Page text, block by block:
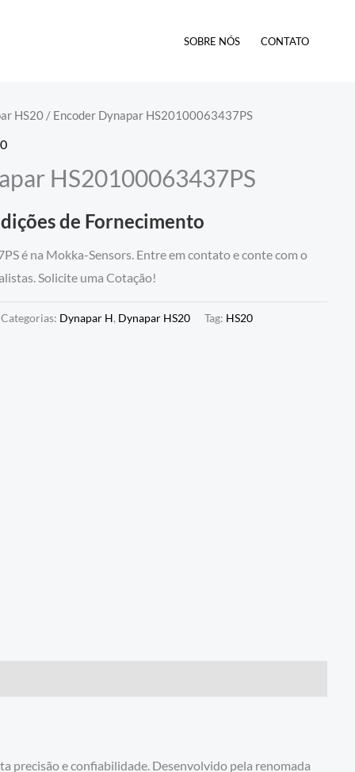
SOBRE NÓS CONTATO
HS20/ Encoder Dynapar HS20100063437PS
HS20100063437PS
de Fornecimento
é na Mokka-Sensors. Entre em contato e conte com o
Solicite uma Cotação!
Categorias: Dynapar H, Dynapar HS20 Tag: HS20
precisão e confiabilidade. Desenvolvido pela renomada